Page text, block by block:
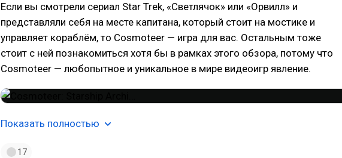
Если вы смотрели сериал Star Trek, «Светлячок» или «Орвилл» и
представляли себя на месте капитана, который стоит на мостике и
управляет кораблём, то Cosmoteer — игра для вас. Остальным тоже
стоит с ней познакомиться хотя бы в рамках этого обзора, потому что
Cosmoteer — любопытное и уникальное в мире видеоигр явление.
Показать полностью
17